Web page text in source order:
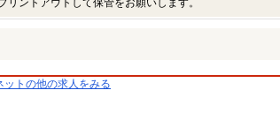
ントアウトして保管をお願いします。
ットの他の求人をみる